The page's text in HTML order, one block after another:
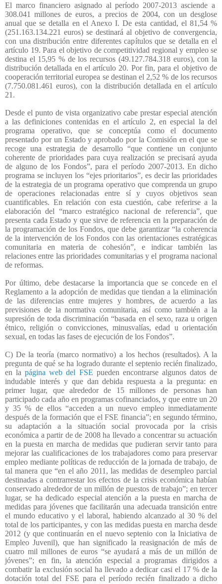
El marco financiero asignado al período 2007-2013 asciende a
308.041 millones de euros, a precios de 2004, con un desglose
anual que se detalla en el Anexo I. De esta cantidad, el 81,54 %
(251.163.134.221 euros) se destinará al objetivo de convergencia,
con una distribución entre diferentes capítulos que se detalla en el
artículo 19. Para el objetivo de competitividad regional y empleo se
destina el 15,95 % de los recursos (49.127.784.318 euros), con la
distribución detallada en el artículo 20. Por fin, para el objetivo de
cooperación territorial europea se destinan el 2,52 % de los recursos
(7.750.081.461 euros), con la distribución detallada en el artículo
21.
Desde el punto de vista organizativo cabe prestar especial atención
a las definiciones contenidas en el artículo 2, en especial la del
programa operativo, que se conceptúa como el documento
presentado por un Estado y aprobado por la Comisión en el que se
recoge una estrategia de desarrollo “que contiene un conjunto
coherente de prioridades para cuya realización se precisará ayuda
de alguno de los Fondos”, para el período 2007-2013. En dicho
programa se incluyen los “ejes prioritarios”, es decir las prioridades
de la estrategia de un programa operativo que comprenda un grupo
de operaciones relacionadas entre sí y cuyos objetivos sean
cuantificables. En relación con esta cuestión, cabe referirse a la
elaboración del “marco estratégico nacional de referencia”, que
presenta cada Estado y que sirve de referencia en la preparación de
la programación de los Fondos, que debe garantizar “la coherencia
de la intervención de los Fondos con las orientaciones estratégicas
comunitaria en materia de cohesión”, e indicar también las
relaciones entre las prioridades comunitarias y el programa nacional
de reformas.
Por último, debe destacarse la importancia que se concede en el
Reglamento a la adopción de medidas que tiendan a la eliminación
de las diferencias entre mujeres y hombres, de acuerdo a las
previsiones de la normativa comunitaria, así como también a la
supresión de toda discriminación “basada en el sexo, raza u origen
étnico, religión o convicciones, minusvalías, edad u orientación
sexual, en todas las fases de ejecución de los Fondos”.
C) De la teoría (marco normativo) a los hechos (resultados). A la
pregunta de qué se ha logrado durante el septenio recién finalizado,
en lapágina web del FSE pueden encontrarse algunos datos de
indudable interés y que dan debida respuesta a la pregunta: en
primer lugar, que alrededor de 15 millones de personas han
participado cada año en programas cofinanciados, y que entre un 20
y 35 % de ellos “acceden a un nuevo empleo inmediatamente
después de la formación que el FSE financia”; en segundo término,
su adaptación a la situación social provocada por la crisis
económica a partir de de 2008 ha llevado a concentrar su actuación
en la puesta en marcha de medidas que pudieran servir tanto para
mejorar las cualificaciones de los trabajadores como para preservar
empleo mediante políticas de reducción de la jornada de trabajo, de
tal manera que “en el año 2011, las medidas de desempleo parcial
destinadas a contrarrestar los efectos de la crisis económica habían
conservado alrededor de un millón de puestos de trabajo”; en tercer
lugar, se ha dedicado especial atención a la puesta en marcha de
medidas para jóvenes que facilitarán una adecuada transición entre
el mundo educativo y el laboral, habiendo alcanzado al 30 % del
total de los participantes, y con las medidas puesta en marcha desde
2012 (y que continuarán en el nuevo septenio con la Iniciativa de
Empleo Juvenil), que han significado la reasignación de más de
cuatro mil millones de euros “se ayudará a más de un millón de
jóvenes”; en fin, la atención especial a programas dirigidos a
combatir la exclusión social ha llevado a dedicar casi el 17 % de la
dotación total del FSE para el período recién finalizado a dicho